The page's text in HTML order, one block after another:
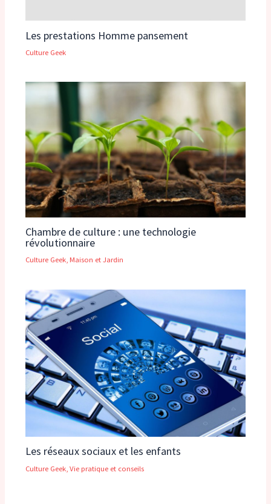
Les prestations Homme pansement
Culture Geek
Chambre de culture : une technologie
révolutionnaire
Culture Geek, Maison et Jardin
Les réseaux sociaux et les enfants
Culture Geek, Vie pratique et conseils